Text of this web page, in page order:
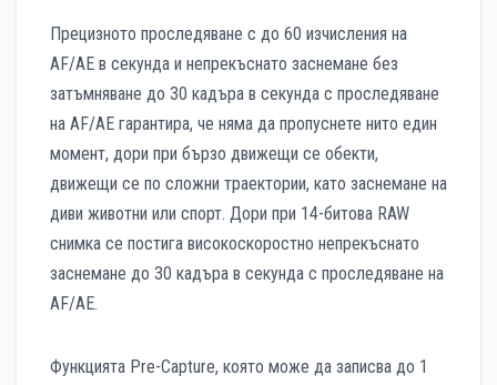
Прецизното проследяване с до 60 изчисления на
AF/AE в секунда и непрекъснато заснемане без
затъмняване до 30 кадъра в секунда с проследяване
на AF/AE гарантира, че няма да пропуснете нито един
момент, дори при бързо движещи се обекти,
движещи се по сложни траектории, като заснемане на
диви животни или спорт. Дори при 14-битова RAW
снимка се постига високоскоростно непрекъснато
заснемане до 30 кадъра в секунда с проследяване на
AF/AE.
Функцията Pre-Capture, която може да записва до 1